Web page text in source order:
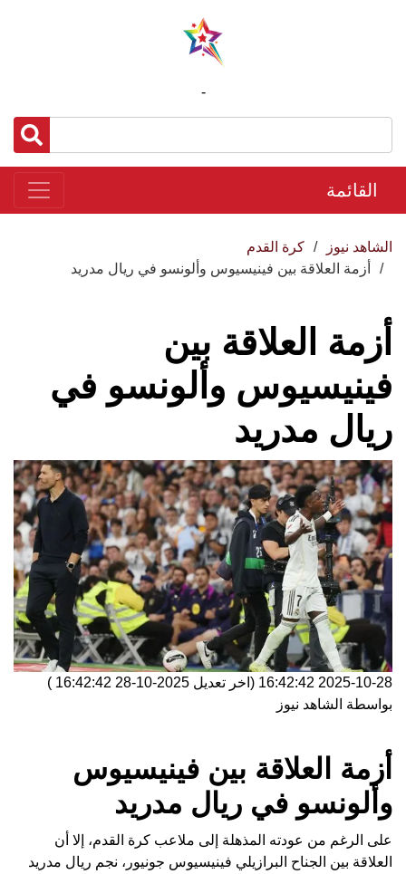
-
القائمة
الشاهد نيوز
كرة القدم
أزمة العلاقة بين فينيسيوس وألونسو في ريال مدريد
أزمة العلاقة بين
فينيسيوس وألونسو في
ريال مدريد
2025-10-28 16:42:42 (اخر تعديل 2025-10-28 16:42:42
)
بواسطة الشاهد نيوز
أزمة العلاقة بين فينيسيوس
وألونسو في ريال مدريد
على الرغم من عودته المذهلة إلى ملاعب كرة القدم، إلا أن
العلاقة بين الجناح البرازيلي فينيسيوس جونيور، نجم ريال مدريد